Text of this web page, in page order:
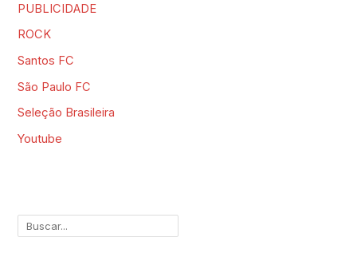
PUBLICIDADE
ROCK
Santos FC
São Paulo FC
Seleção Brasileira
Youtube